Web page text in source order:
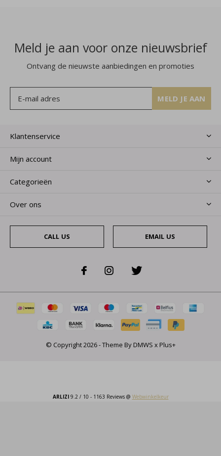
Meld je aan voor onze nieuwsbrief
Ontvang de nieuwste aanbiedingen en promoties
MELD JE AAN
Klantenservice
Mijn account
Categorieën
Over ons
CALL US EMAIL US
© Copyright2026- Theme ByDMWS xPlus+
ARLIZI9.2/ 10 - 1163 Reviews @ Webwinkelkeur